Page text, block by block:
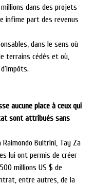
dans des projets
infime part des revenus
dans le sens où
terrains cédés et où,
aucune place à ceux qui
sont attribués sans
Bultrini, Tay Za
lui ont permis de créer
millions US $ de
entre autres, de la